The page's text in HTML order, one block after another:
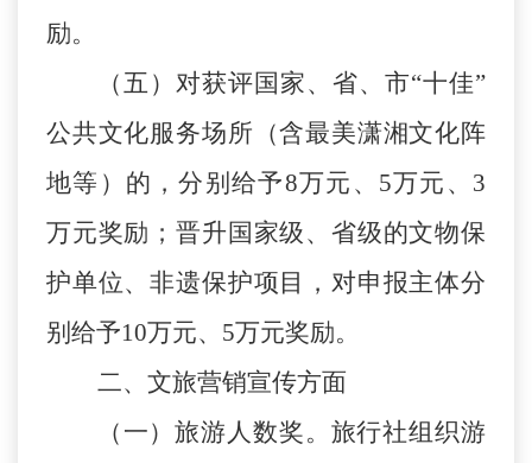
励。
（五）对获评国家、省、市“十佳”
公共文化服务场所（含最美潇湘文化阵
地等）的，分别给予8万元、5万元、3
万元奖励；晋升国家级、省级的文物保
护单位、非遗保护项目，对申报主体分
别给予10万元、5万元奖励。
二、文旅营销宣传方面
（一）旅游人数奖。 旅行社组织游